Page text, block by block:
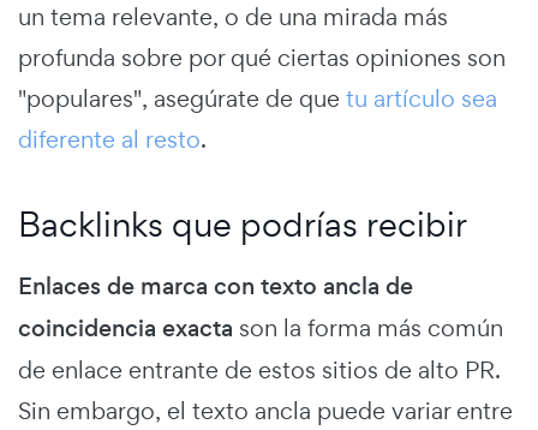
un tema relevante, o de una mirada más
profunda sobre por qué ciertas opiniones son
"populares", asegúrate de que tu artículo sea
diferente al resto.
Backlinks que podrías recibir
Enlaces de marca con texto ancla de
coincidencia exacta son la forma más común
de enlace entrante de estos sitios de alto PR.
Sin embargo, el texto ancla puede variar entre